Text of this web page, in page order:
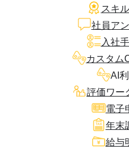
スキ
社員ア
入社
カスタム
AI
評価ワー
電子
年末
給与